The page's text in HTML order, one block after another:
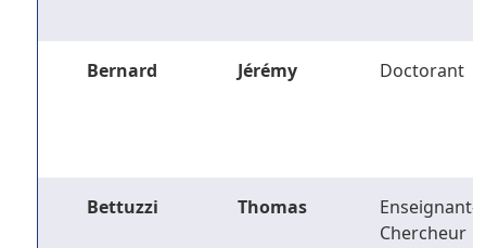
Bernard Jérémy Doctorant
Bettuzzi Thomas
Enseignant-
Chercheur